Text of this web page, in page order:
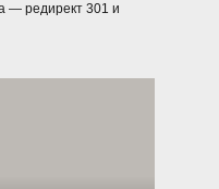
— редирект 301 и